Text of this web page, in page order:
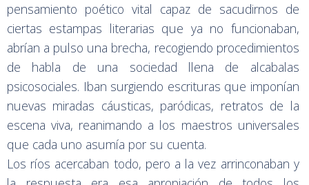
pensamiento poético vital capaz de sacudirnos de
ciertas estampas literarias que ya no funcionaban,
abrían a pulso una brecha, recogiendo procedimientos
de habla de una sociedad llena de alcabalas
psicosociales. Iban surgiendo escrituras que imponían
nuevas miradas cáusticas, paródicas, retratos de la
escena viva, reanimando a los maestros universales
que cada uno asumía por su cuenta.
Los ríos acercaban todo, pero a la vez arrinconaban y